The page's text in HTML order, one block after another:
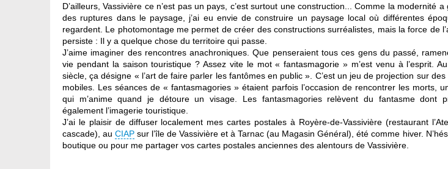
D’ailleurs, Vassivière ce n’est pas un pays, c’est surtout une construction... Comme la modernité a
des ruptures dans le paysage, j’ai eu envie de construire un paysage local où différentes
regardent. Le photomontage me permet de créer des constructions surréalistes, mais la force de
persiste : Il y a quelque chose du territoire qui passe.
J’aime imaginer des rencontres anachroniques. Que penseraient tous ces gens du passé,
vie pendant la saison touristique ? Assez vite le mot « fantasmagorie » m’est venu à l’esprit.
siècle, ça désigne « l’art de faire parler les fantômes en public ». C’est un jeu de projection sur des
mobiles. Les séances de « fantasmagories » étaient parfois l’occasion de rencontrer les morts,
qui m’anime quand je détoure un visage. Les fantasmagories relèvent du fantasme dont
également l’imagerie touristique.
J’ai le plaisir de diffuser localement mes cartes postales à Royère-de-Vassivière (restaurant
cascade), auCIAP sur l’île de Vassivière et à Tarnac (au Magasin Général), été comme hiver.
boutique ou pour me partager vos cartes postales anciennes des alentours de Vassivière.